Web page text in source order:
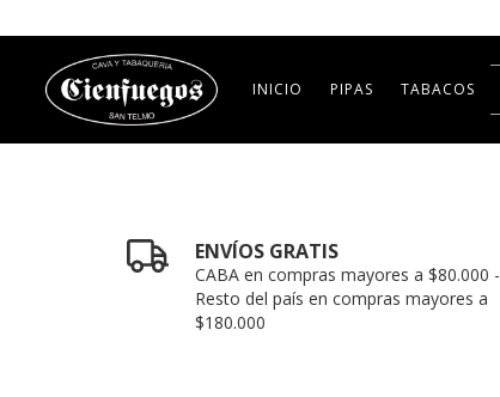
INICIO PIPAS TABACOS
ENVÍOS GRATIS
CABA en compras mayores a $80.000 -
Resto del país en compras mayores a
$180.000